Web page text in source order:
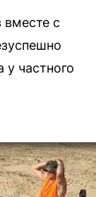
вместе с
у частного